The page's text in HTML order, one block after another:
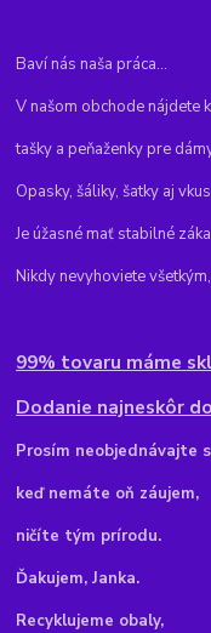
Baví nás naša práca...
V našom obchode nájdete
tašky a peňaženky pre
Opasky, šáliky, šatky aj
Je úžasné mať stabilné
Nikdy nevyhoviete
99% tovaru máme
Dodanie najneskôr
Prosím neobjednávajte
keď nemáte oň záujem,
ničíte tým prírodu.
Ďakujem, Janka.
Recyklujeme obaly,